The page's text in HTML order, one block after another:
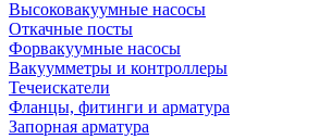
Высоковакуумные насосы
Откачные посты
Форвакуумные насосы
Вакуумметры и контроллеры
Течеискатели
Фланцы, фитинги и арматура
Запорная арматура